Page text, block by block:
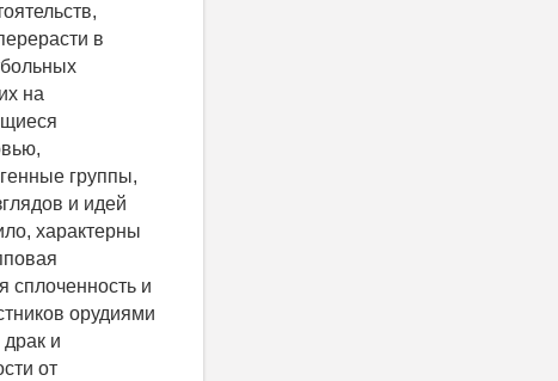
в
на
группы,
и идей
характерны
сплоченность и
орудиями
и
от